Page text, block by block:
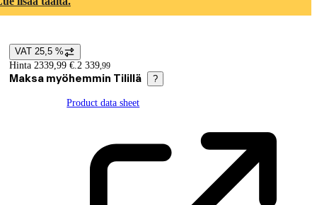
Price details
VAT 25,5 %
Hinta 2339,99 €. 2 339,99
Maksa myöhemmin Tilillä ?
Product data sheet